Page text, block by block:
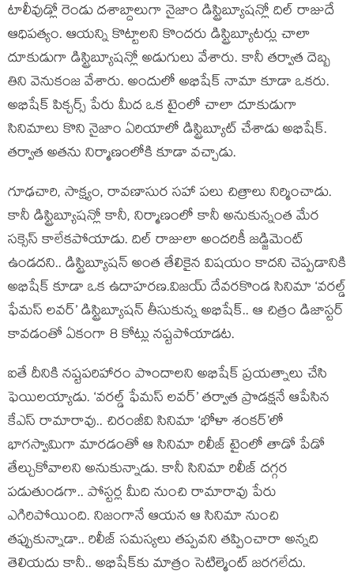
టాలీవుడ్లో రెండు దశాబ్దాలుగా నైజాం డిస్ట్రిబ్యూషన్లో దిల్ రాజుదే
ఆధిపత్యం. ఆయన్ని కొట్టాలని కొందరు డిస్ట్రిబ్యూటర్లు చాలా
దూకుడుగా డిస్ట్రిబ్యూషన్లో అడుగులు వేశారు. కానీ తర్వాత దెబ్బ
తిని వెనుకంజ వేశారు. అందులో అభిషేక్ నామా కూడా ఒకరు.
అభిషేక్ పిక్చర్స్ పేరు మీద ఒక టైంలో చాలా దూకుడుగా
సినిమాలు కొని నైజాం ఏరియాలో డిస్ట్రిబ్యూట్ చేశాడు అభిషేక్.
తర్వాత అతను నిర్మాణంలోకి కూడా వచ్చాడు.
గూఢచారి, సాక్ష్యం, రావణాసుర సహా పలు చిత్రాలు నిర్మించాడు.
కానీ డిస్ట్రిబ్యూషన్లో కానీ, నిర్మాణంలో కానీ అనుకున్నంత మేర
సక్సెస్ కాలేకపోయాడు. దిల్ రాజులా అందరికీ జడ్జిమెంట్
ఉండదని.. డిస్ట్రిబ్యూషన్ అంత తేలికైన విషయం కాదని చెప్పడానికి
అభిషేక్ కూడా ఒక ఉదాహరణ.విజయ్ దేవరకొండ సినిమా ‘వరల్డ్
ఫేమస్ లవర్’ డిస్ట్రిబ్యూషన్ తీసుకున్న అభిషేక్.. ఆ చిత్రం డిజాస్టర్
కావడంతో ఏకంగా 8 కోట్లు నష్టపోయాడట.
ఐతే దీనికి నష్టపరిహారం పొందాలని అభిషేక్ ప్రయత్నాలు చేసి
ఫెయిలయ్యాడు. ‘వరల్డ్ ఫేమస్ లవర్’ తర్వాత ప్రొడక్షనే ఆపేసిన
కేఎస్ రామారావు.. చిరంజీవి సినిమా ‘భోళా శంకర్’లో
భాగస్వామిగా మారడంతో ఆ సినిమా రిలీజ్ టైంలో తాడో పేడో
తేల్చుకోవాలని అనుకున్నాడు. కానీ సినిమా రిలీజ్ దగ్గర
పడుతుండగా.. పోస్టర్ల మీది నుంచి రామారావు పేరు
ఎగిరిపోయింది. నిజంగానే ఆయన ఆ సినిమా నుంచి
తప్పుకున్నాడా.. రిలీజ్ సమస్యలు తప్పవని తప్పించారా అన్నది
తెలియదు కానీ.. అభిషేక్‌‌కు మాత్రం సెటిల్మెంట్ జరగలేదు.